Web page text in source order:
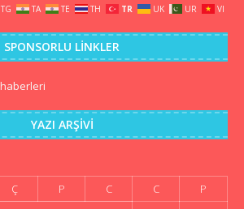
TG TA TE TH TR UK UR VI
SPONSORLU LINKLER
YAZI ARŞIVI
Ç P C C
P